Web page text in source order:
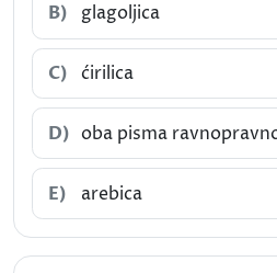
B) glagoljica
C) ćirilica
D) oba pisma
E) arebica